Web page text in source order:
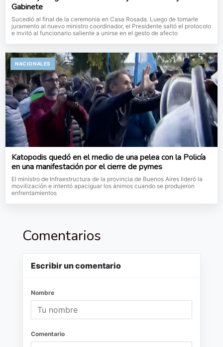
Gabinete
Sucedió al final de la ceremonia en Casa Rosada. Luego de tomarle
juramento al nuevo ministro coordinador, el Presidente saltó el protocolo
e invitó al funcionario saliente a unirse en el gesto de afecto
NACIONALES
Katopodis quedó en el medio de una pelea con la Policía
en una manifestación por el cierre de pymes
El ministro de Infraestructura de la provincia de Buenos Aires lideró la
movilización e intentó apaciguar los ánimos cuando se produjeron
enfrentamientos
Comentarios
Escribir un comentario
Nombre
Comentario